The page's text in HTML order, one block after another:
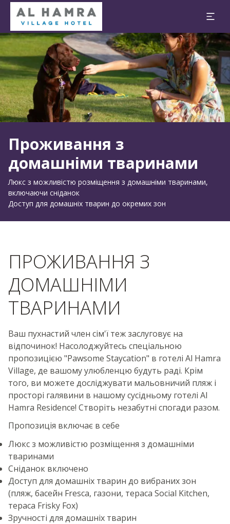
Слайд 1 з 1
Проживання з
домашніми тваринами
Люкс з можливістю розміщення з домашніми тваринами,
включаючи сніданок
Доступ для домашніх тварин до окремих зон
ПРОЖИВАННЯ З
ДОМАШНІМИ
ТВАРИНАМИ
Ваш пухнастий член сім'ї теж заслуговує на
відпочинок! Насолоджуйтесь спеціальною
пропозицією "Pawsome Staycation" в готелі Al Hamra
Village, де вашому улюбленцю будуть раді. Крім
того, ви можете досліджувати мальовничий пляж і
просторі галявини в нашому сусідньому готелі Al
Hamra Residence! Створіть незабутні спогади разом.
Пропозиція включає в себе
Люкс з можливістю розміщення з домашніми
тваринами
Сніданок включено
Доступ для домашніх тварин до вибраних зон
(пляж, басейн Fresca, газони, тераса Social Kitchen,
тераса Frisky Fox)
Зручності для домашніх тварин